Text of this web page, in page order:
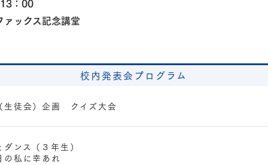
ックス記念講堂
校内発表会プログラム
徒会）企画 クイズ大会
ス（３年生）
に幸あれ